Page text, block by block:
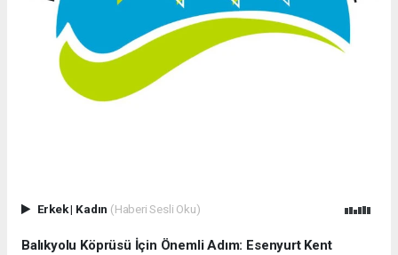
Erkek| Kadın (Haberi Sesli Oku)
Balıkyolu Köprüsü İçin Önemli Adım: Esenyurt Kent